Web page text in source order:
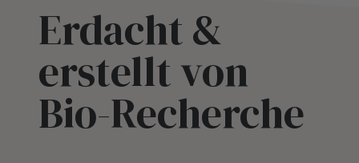
Erdacht &
erstellt von
Bio-Recherche